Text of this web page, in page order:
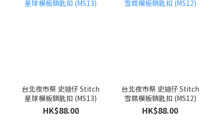
台北夜市祭 史迪仔 Stitch
星球模板鎖匙扣 (MS13)
HK$88.00
台北夜市祭 史迪仔 Stitch
雪糕模板鎖匙扣 (MS12)
HK$88.00